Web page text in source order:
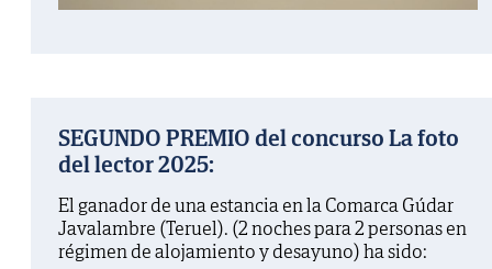
SEGUNDO PREMIO del concurso La foto
del lector 2025:
El ganador de una estancia en la Comarca Gúdar
Javalambre (Teruel). (2 noches para 2 personas en
régimen de alojamiento y desayuno) ha sido: